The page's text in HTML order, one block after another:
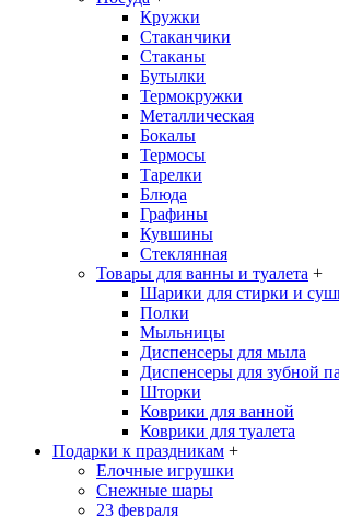
Кружки
Стаканчики
Стаканы
Бутылки
Термокружки
Металлическая
Бокалы
Термосы
Тарелки
Блюда
Графины
Кувшины
Стеклянная
Товары для ванны и туалета +
Шарики для стирки и
Полки
Мыльницы
Диспенсеры для мыла
Диспенсеры для зубной
Шторки
Коврики для ванной
Коврики для туалета
Подарки к праздникам +
Елочные игрушки
Снежные шары
23 февраля